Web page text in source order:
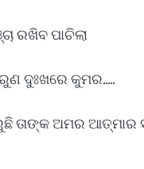
ରଖିବ ପାଚିଲା
ଦୁଃଖରେ କୁମର.....
ତାଙ୍କ ଅମର